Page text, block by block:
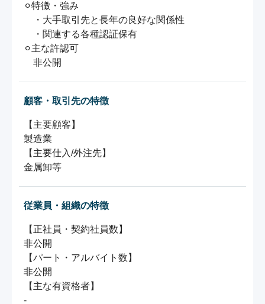
⚪︎特徴・強み
・大手取引先と長年の良好な関係性
・関連する各種認証保有
⚪︎主な許認可
顧客・取引先の特徴
【主要顧客】
製造業
【主要仕入/外注先】
従業員・組織の特徴
【正社員・契約社員数】
非公開
【パート・アルバイト数】
非公開
【主な有資格者】